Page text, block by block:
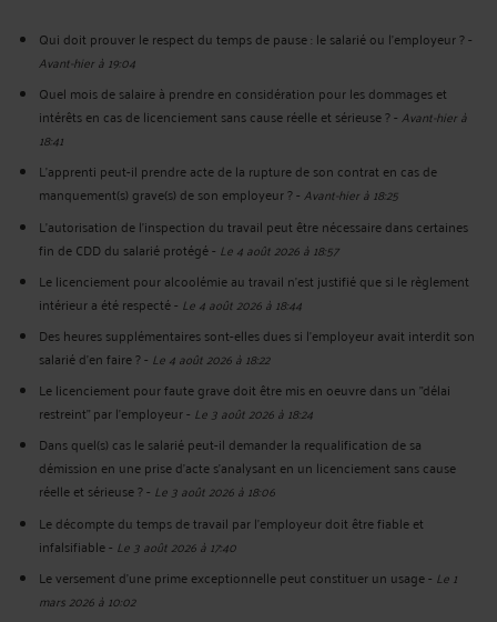
Qui doit prouver le respect du temps de pause : le salarié ou l'employeur ?-
Avant-hier à 19:04
Quel mois de salaire à prendre en considération pour les dommages et
intérêts en cas de licenciement sans cause réelle et sérieuse ?-Avant-hier à
18:41
L'apprenti peut-il prendre acte de la rupture de son contrat en cas de
manquement(s) grave(s) de son employeur ?-Avant-hier à 18:25
L'autorisation de l'inspection du travail peut être nécessaire dans certaines
fin de CDD du salarié protégé- Le 4 août 2026 à 18:57
Le licenciement pour alcoolémie au travail n'est justifié que si le règlement
intérieur a été respecté- Le 4 août 2026 à 18:44
Des heures supplémentaires sont-elles dues si l'employeur avait interdit son
salarié d'en faire ?- Le 4 août 2026 à 18:22
Le licenciement pour faute grave doit être mis en oeuvre dans un "délai
restreint" par l'employeur- Le 3 août 2026 à 18:24
Dans quel(s) cas le salarié peut-il demander la requalification de sa
démission en une prise d'acte s'analysant en un licenciement sans cause
réelle et sérieuse ?- Le 3 août 2026 à 18:06
Le décompte du temps de travail par l'employeur doit être fiable et
infalsifiable- Le 3 août 2026 à 17:40
Le versement d'une prime exceptionnelle peut constituer un usage- Le 1
mars 2026 à 10:02